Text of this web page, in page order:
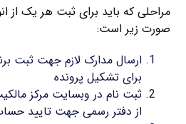
مراحلی که باید برای ثبت هر یک از
صورت زیر است:
ارسال مدارک لازم جهت ثبت
برای تشکیل پرونده
ثبت نام در وبسایت مرکز
از دفتر رسمی جهت تایید